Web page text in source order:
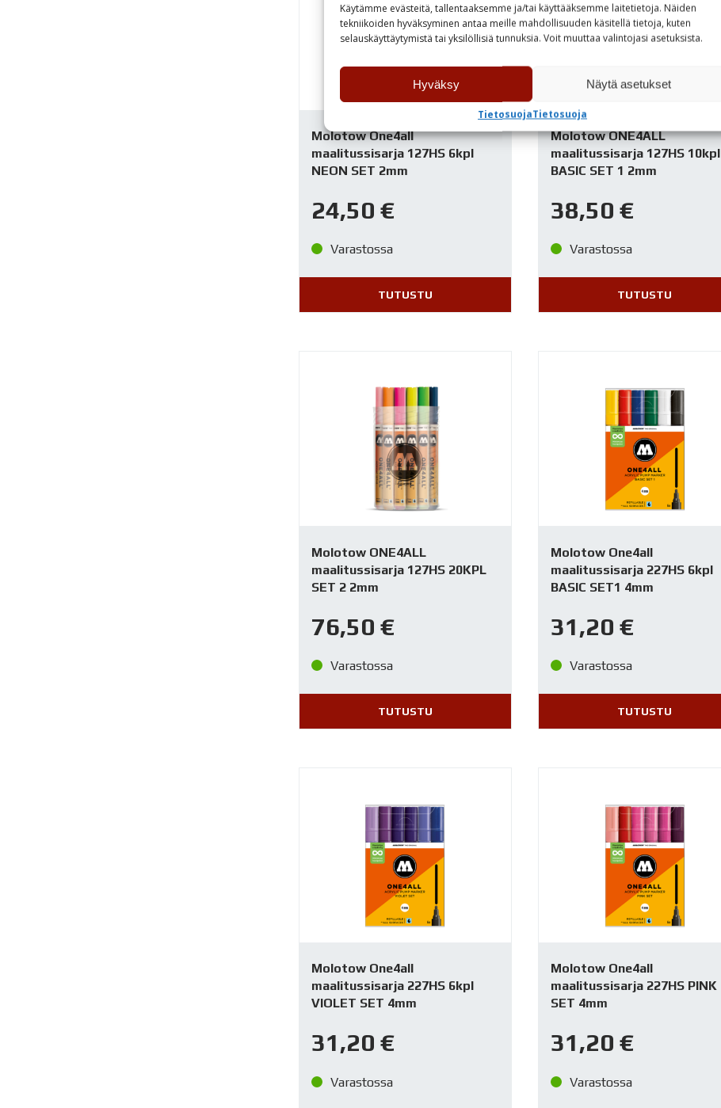
Käytämme evästeitä, tallentaaksemme ja/tai käyttääksemme laitetietoja. Näiden
tekniikoiden hyväksyminen antaa meille mahdollisuuden käsitellä tietoja, kuten
selauskäyttäytymistä tai yksilöllisiä tunnuksia. Voit muuttaa valintojasi asetuksista.
Hyväksy Näytä asetukset
TietosuojaTietosuoja
Molotow One4all
maalitussisarja 127HS 6kpl
NEON SET 2mm
24,50 €
Varastossa
TUTUSTU
Molotow ONE4ALL
maalitussisarja 127HS 10kpl
BASIC SET 1 2mm
38,50€
Varastossa
TUTUSTU
Molotow ONE4ALL
maalitussisarja 127HS 20KPL
SET 2 2mm
76,50 €
Varastossa
TUTUSTU
Molotow One4all
maalitussisarja 227HS 6kpl
BASIC SET1 4mm
31,20€
Varastossa
TUTUSTU
Molotow One4all
maalitussisarja 227HS 6kpl
VIOLET SET 4mm
31,20 €
Varastossa
Molotow One4all
maalitussisarja 227HS PINK
SET 4mm
31,20€
Varastossa